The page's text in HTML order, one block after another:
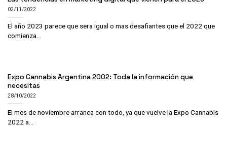
02/11/2022
El año 2023 parece que sera igual o mas desafiantes que el 2022 que
comienza...
Expo Cannabis Argentina 2002: Toda la información que
necesitas
28/10/2022
El mes de noviembre arranca con todo, ya que vuelve la Expo Cannabis
2022 a...